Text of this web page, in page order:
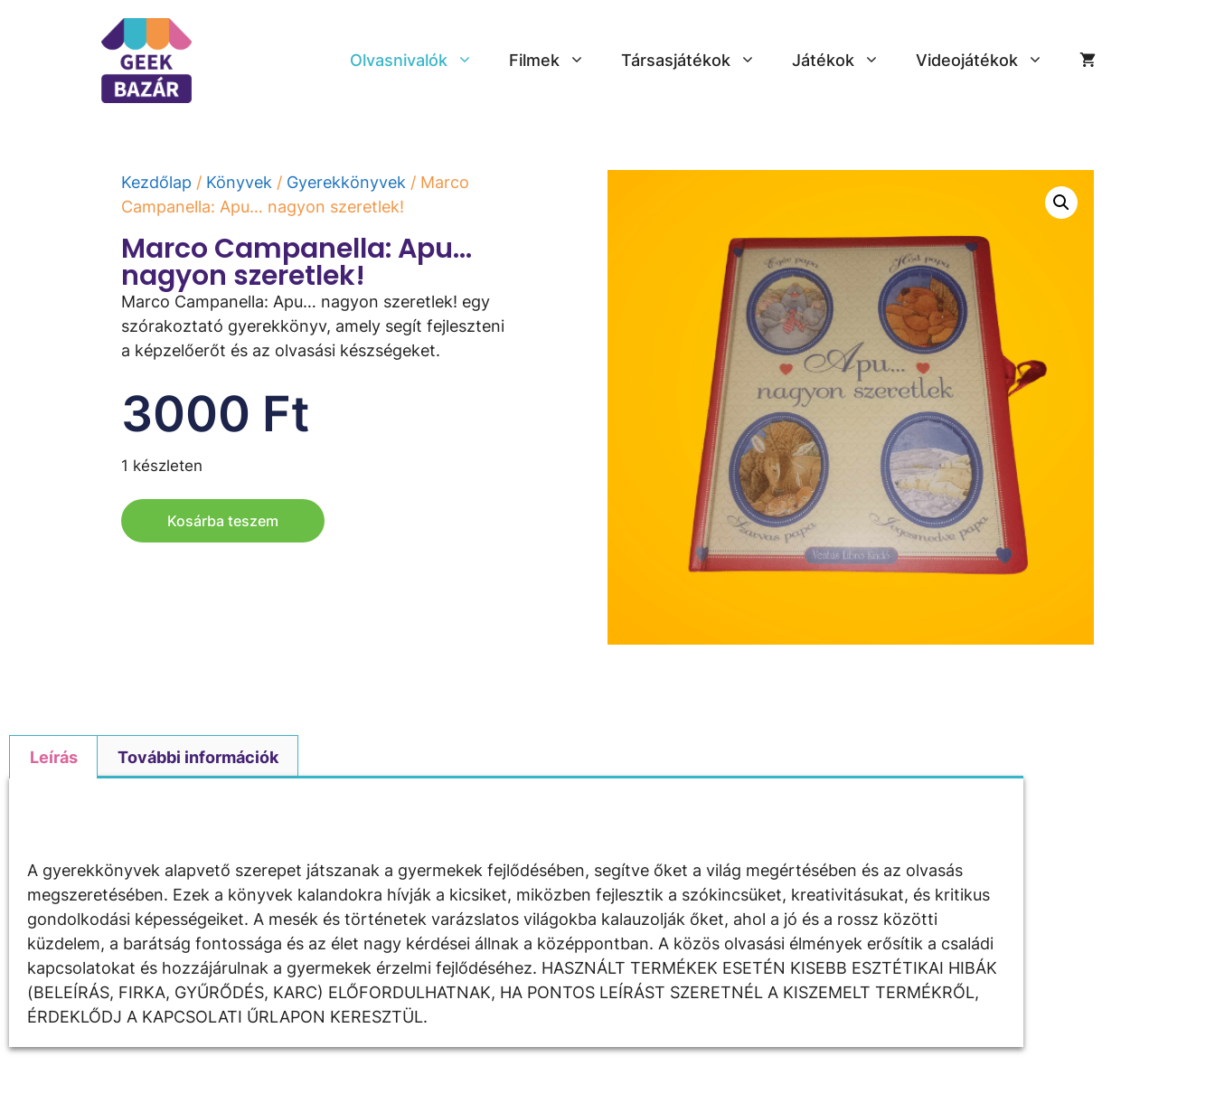
Olvasnivalók Filmek Társasjátékok Játékok Videojátékok
Kezdőlap / Könyvek / Gyerekkönyvek / Marco
Campanella: Apu… ​nagyon szeretlek!
Marco Campanella: Apu… ​
nagyon szeretlek!
Marco Campanella: Apu… ​nagyon szeretlek! egy
szórakoztató gyerekkönyv, amely segít fejleszteni
a képzelőerőt és az olvasási készségeket.
3000 Ft
1 készleten
Kosárba teszem
Leírás További információk
A gyerekkönyvek alapvető szerepet játszanak a gyermekek fejlődésében, segítve őket a világ megértésében és az olvasás
megszeretésében. Ezek a könyvek kalandokra hívják a kicsiket, miközben fejlesztik a szókincsüket, kreativitásukat, és kritikus
gondolkodási képességeiket. A mesék és történetek varázslatos világokba kalauzolják őket, ahol a jó és a rossz közötti
küzdelem, a barátság fontossága és az élet nagy kérdései állnak a középpontban. A közös olvasási élmények erősítik a családi
kapcsolatokat és hozzájárulnak a gyermekek érzelmi fejlődéséhez. HASZNÁLT TERMÉKEK ESETÉN KISEBB ESZTÉTIKAI HIBÁK
(BELEÍRÁS, FIRKA, GYŰRŐDÉS, KARC) ELŐFORDULHATNAK, HA PONTOS LEÍRÁST SZERETNÉL A KISZEMELT TERMÉKRŐL,
ÉRDEKLŐDJ A KAPCSOLATI ŰRLAPON KERESZTÜL.